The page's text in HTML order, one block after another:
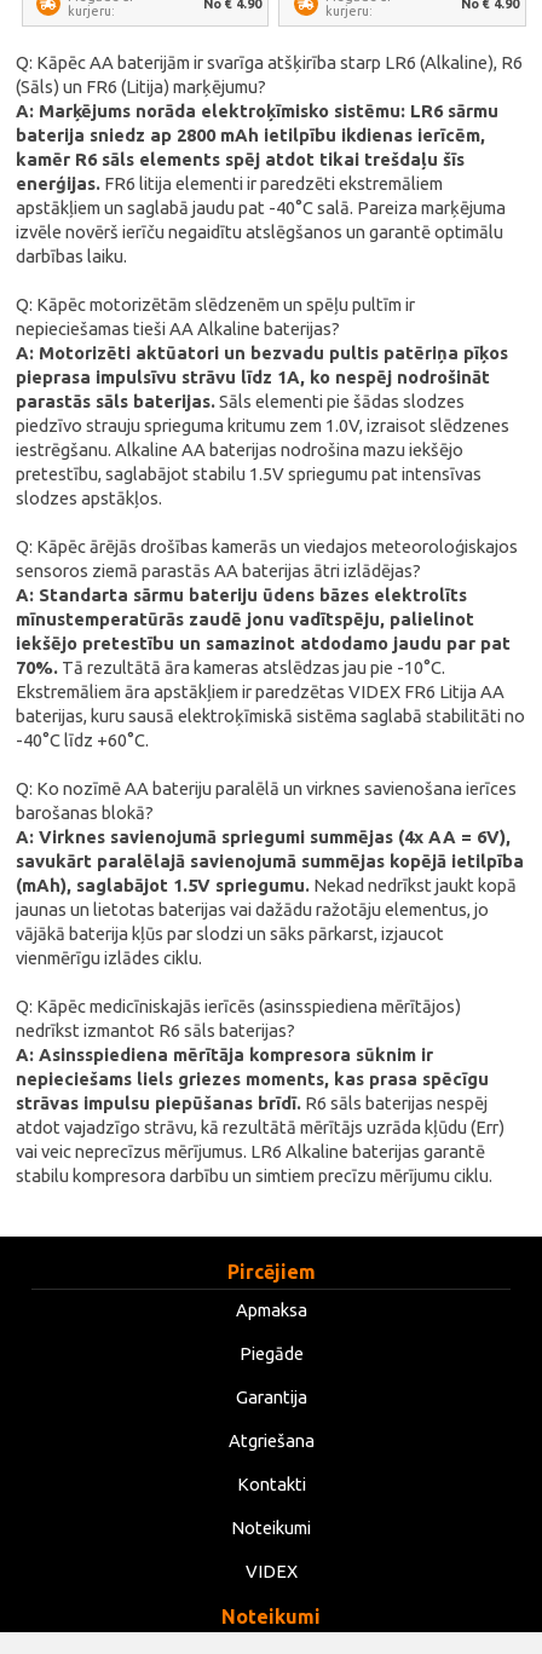
kurjeru:
No € 4.90
kurjeru:
No € 4.90
Q: Kāpēc AA baterijām ir svarīga atšķirība starp LR6 (Alkaline), R6
(Sāls) un FR6 (Litija) marķējumu?
A: Marķējums norāda elektroķīmisko sistēmu: LR6 sārmu
baterija sniedz ap 2800 mAh ietilpību ikdienas ierīcēm,
kamēr R6 sāls elements spēj atdot tikai trešdaļu šīs
enerģijas. FR6 litija elementi ir paredzēti ekstremāliem
apstākļiem un saglabā jaudu pat -40°C salā. Pareiza marķējuma
izvēle novērš ierīču negaidītu atslēgšanos un garantē optimālu
darbības laiku.
Q: Kāpēc motorizētām slēdzenēm un spēļu pultīm ir
nepieciešamas tieši AA Alkaline baterijas?
A: Motorizēti aktūatori un bezvadu pultis patēriņa pīķos
pieprasa impulsīvu strāvu līdz 1A, ko nespēj nodrošināt
parastās sāls baterijas.Sāls elementi pie šādas slodzes
piedzīvo strauju sprieguma kritumu zem 1.0V, izraisot slēdzenes
iestrēgšanu. Alkaline AA baterijas nodrošina mazu iekšējo
pretestību, saglabājot stabilu 1.5V spriegumu pat intensīvas
slodzes apstākļos.
Q: Kāpēc ārējās drošības kamerās un viedajos meteoroloģiskajos
sensoros ziemā parastās AA baterijas ātri izlādējas?
A: Standarta sārmu bateriju ūdens bāzes elektrolīts
mīnustemperatūrās zaudē jonu vadītspēju, palielinot
iekšējo pretestību un samazinot atdodamo jaudu par pat
70%. Tā rezultātā āra kameras atslēdzas jau pie -10°C.
Ekstremāliem āra apstākļiem ir paredzētas VIDEX FR6 Litija AA
baterijas, kuru sausā elektroķīmiskā sistēma saglabā stabilitāti no
-40°C līdz +60°C.
Q: Ko nozīmē AA bateriju paralēlā un virknes savienošana ierīces
barošanas blokā?
A: Virknes savienojumā spriegumi summējas (4x AA = 6V),
savukārt paralēlajā savienojumā summējas kopējā ietilpība
(mAh), saglabājot 1.5V spriegumu. Nekad nedrīkst jaukt kopā
jaunas un lietotas baterijas vai dažādu ražotāju elementus, jo
vājākā baterija kļūs par slodzi un sāks pārkarst, izjaucot
vienmērīgu izlādes ciklu.
Q: Kāpēc medicīniskajās ierīcēs (asinsspiediena mērītājos)
nedrīkst izmantot R6 sāls baterijas?
A: Asinsspiediena mērītāja kompresora sūknim ir
nepieciešams liels griezes moments, kas prasa spēcīgu
strāvas impulsu piepūšanas brīdī. R6 sāls baterijas nespēj
atdot vajadzīgo strāvu, kā rezultātā mērītājs uzrāda kļūdu (Err)
vai veic neprecīzus mērījumus. LR6 Alkaline baterijas garantē
stabilu kompresora darbību un simtiem precīzu mērījumu ciklu.
Pircējiem
Apmaksa
Piegāde
Garantija
Atgriešana
Kontakti
Noteikumi
VIDEX
Noteikumi